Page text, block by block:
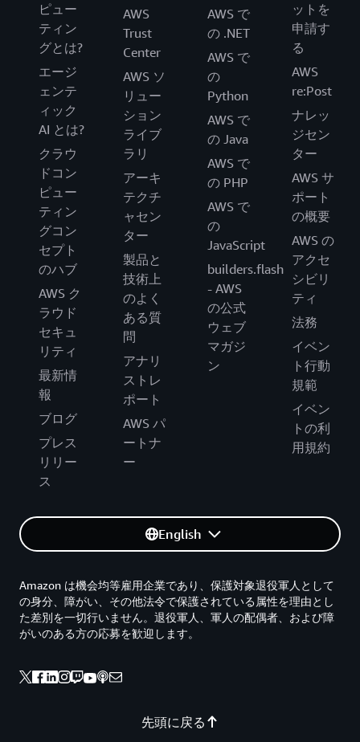
ピュー
ティン
グとは?
エージ
ェンテ
ィック
AI とは?
クラウ
ドコン
ピュー
ティン
グコン
セプト
のハブ
AWS ク
ラウド
セキュ
リティ
最新情
報
ブログ
プレス
リリー
ス
AWS
Trust
Center
AWS ソ
リュー
ション
ライブ
ラリ
アーキ
テクチ
ャセン
ター
製品と
技術上
のよく
ある質
問
アナリ
ストレ
ポート
AWS パ
ートナ
ー
AWS で
の .NET
AWS で
の
Python
AWS で
の Java
AWS で
の PHP
AWS で
の
JavaScript
builders.flash
- AWS
の公式
ウェブ
マガジ
ン
ットを
申請す
る
AWS
re:Post
ナレッ
ジセン
ター
AWS サ
ポート
の概要
AWS の
アクセ
シビリ
ティ
法務
イベン
ト行動
規範
イベン
トの利
用規約
English
先頭に戻る
Amazon は機会均等雇用企業であり、保護対象退役軍人として
の身分、障がい、その他法令で保護されている属性を理由とし
た差別を一切行いません。退役軍人、軍人の配偶者、および障
がいのある方の応募を歓迎します。